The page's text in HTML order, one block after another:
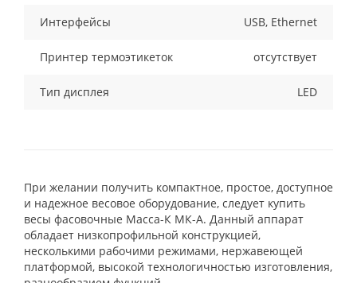
Интерфейсы USB, Ethernet
Принтер термоэтикеток отсутствует
Тип дисплея LED
При желании получить компактное, простое, доступное
и надежное весовое оборудование, следует купить
весы фасовочные Масса-К МК-А. Данный аппарат
обладает низкопрофильной конструкцией,
несколькими рабочими режимами, нержавеющей
платформой, высокой технологичностью изготовления,